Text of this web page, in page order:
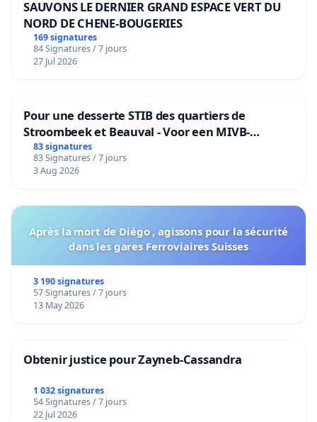
concernent tous, tant elles touchent à notre
modèle d’éducation.
les organisations syndicales défendent ces 27 et 28
enseignement de qualité.
Voilà pourquoi nous proclamons que l’école est
un droit pour tou·te·s !
CGSP Enseignement – CSC Enseignement – SETCa-
SAUVONS LE DERNIER GRAND ESPACE VERT DU
NORD DE CHENE-BOUGERIES
169 signatures
84 Signatures / 7 jours
27 Jul 2026
Pour une desserte STIB des quartiers de
Stroombeek et Beauval - Voor een MIVB-
bediening van de wijken Strombeek en Het
Voor
83 signatures
83 Signatures / 7 jours
3 Aug 2026
Après la mort de Diégo , agissons pour la sécurité
dans les gares Ferroviaires Suisses
3 190 signatures
57 Signatures / 7 jours
13 May 2026
Obtenir justice pour Zayneb-Cassandra
1 032 signatures
54 Signatures / 7 jours
22 Jul 2026